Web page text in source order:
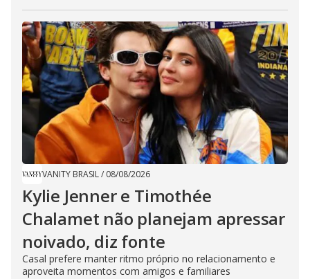
VANITY BRASIL/ 08/08/2026
Kylie Jenner e Timothée
Chalamet não planejam apressar
noivado, diz fonte
Casal prefere manter ritmo próprio no relacionamento e
aproveita momentos com amigos e familiares